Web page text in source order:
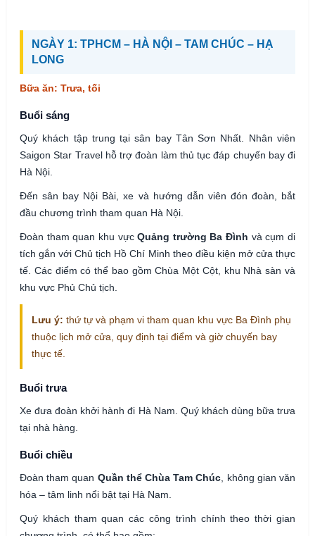
NGÀY 1: TPHCM – HÀ NỘI – TAM CHÚC – HẠ
LONG
Bữa ăn: Trưa, tối
Buổi sáng
Quý khách tập trung tại sân bay Tân Sơn Nhất. Nhân viên
Saigon Star Travel hỗ trợ đoàn làm thủ tục đáp chuyến bay đi
Hà Nội.
Đến sân bay Nội Bài, xe và hướng dẫn viên đón đoàn, bắt
đầu chương trình tham quan Hà Nội.
Đoàn tham quan khu vựcQuảng trường Ba Đình và cụm di
tích gắn với Chủ tịch Hồ Chí Minh theo điều kiện mở cửa thực
tế. Các điểm có thể bao gồm Chùa Một Cột, khu Nhà sàn và
khu vực Phủ Chủ tịch.
Lưu ý: thứ tự và phạm vi tham quan khu vực Ba Đình phụ
thuộc lịch mở cửa, quy định tại điểm và giờ chuyến bay
thực tế.
Buổi trưa
Xe đưa đoàn khởi hành đi Hà Nam. Quý khách dùng bữa trưa
tại nhà hàng.
Buổi chiều
Đoàn tham quan Quần thể Chùa Tam Chúc , không gian văn
hóa – tâm linh nổi bật tại Hà Nam.
Quý khách tham quan các công trình chính theo thời gian